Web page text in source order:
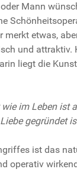
Mann
merkt etwas,
und attraktiv.
liegt die
wie im Leben ist
gegründet
ist das
operativ